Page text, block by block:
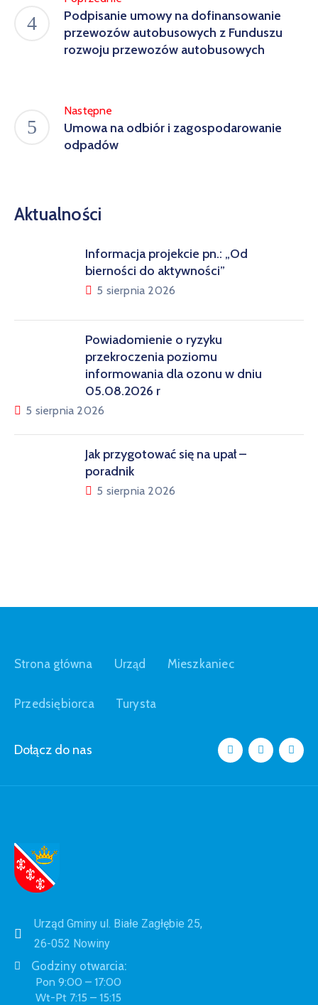
Podpisanie umowy na dofinansowanie
przewozów autobusowych z Funduszu
rozwoju przewozów autobusowych
Następne
Umowa na odbiór i zagospodarowanie
odpadów
Aktualności
Informacja projekcie pn.: „Od
bierności do aktywności”
5 sierpnia 2026
Powiadomienie o ryzyku
przekroczenia poziomu
informowania dla ozonu w dniu
05.08.2026 r
5 sierpnia 2026
Jak przygotować się na upał –
poradnik
5 sierpnia 2026
Strona główna Urząd Mieszkaniec
Przedsiębiorca Turysta
Dołącz do nas
Urząd Gminy ul. Białe Zagłębie 25,
26-052 Nowiny
Godziny otwarcia:
Pon 9:00 – 17:00
Wt-Pt 7:15 – 15:15